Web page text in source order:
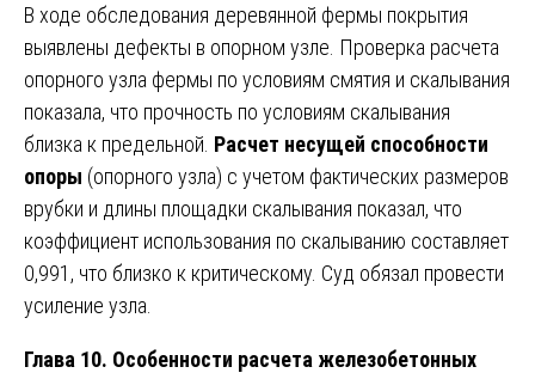
В ходе обследования деревянной фермы покрытия
выявлены дефекты в опорном узле. Проверка расчета
опорного узла фермы по условиям смятия и скалывания
показала, что прочность по условиям скалывания
близка к предельной. Расчет несущей способности
опоры (опорного узла) с учетом фактических размеров
врубки и длины площадки скалывания показал, что
коэффициент использования по скалыванию составляет
0,991, что близко к критическому. Суд обязал провести
усиление узла.
Глава 10. Особенности расчета железобетонных